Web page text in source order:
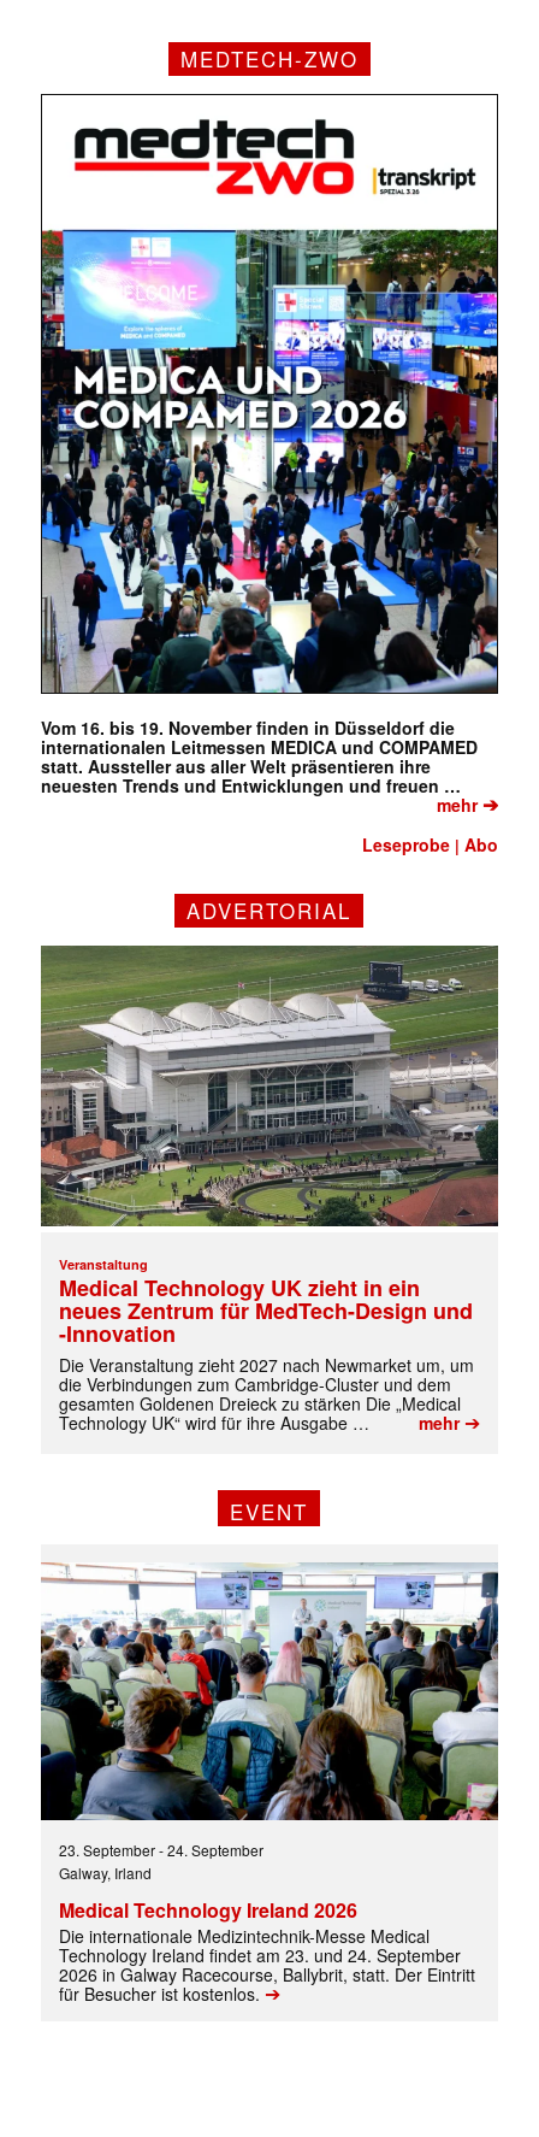
MEDTECH-ZWO
Vom 16. bis 19. November finden in Düsseldorf die
internationalen Leitmessen MEDICA und COMPAMED
statt. Aussteller aus aller Welt präsentieren ihre
neuesten Trends und Entwicklungen und freuen …
mehr➔
Leseprobe |Abo
ADVERTORIAL
Veranstaltung
Medical Technology UK zieht in ein
neues Zentrum für MedTech-Design und
-Innovation
Die Veranstaltung zieht 2027 nach Newmarket um, um
die Verbindungen zum Cambridge-Cluster und dem
gesamten Goldenen Dreieck zu stärken Die „Medical
Technology UK“ wird für ihre Ausgabe …
mehr➔
EVENT
23. September-24. September
Galway, Irland
Medical Technology Ireland 2026
Die internationale Medizintechnik-Messe Medical
Technology Ireland findet am 23. und 24. September
2026 in Galway Racecourse, Ballybrit, statt. Der Eintritt
für Besucher ist kostenlos. ➔